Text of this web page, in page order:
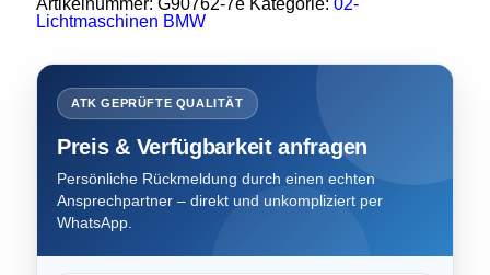
Lichtmaschinen BMW
ATK GEPRÜFTE QUALITÄT
Preis & Verfügbarkeit anfragen
Persönliche Rückmeldung durch einen echten
Ansprechpartner – direkt und unkompliziert per
WhatsApp.